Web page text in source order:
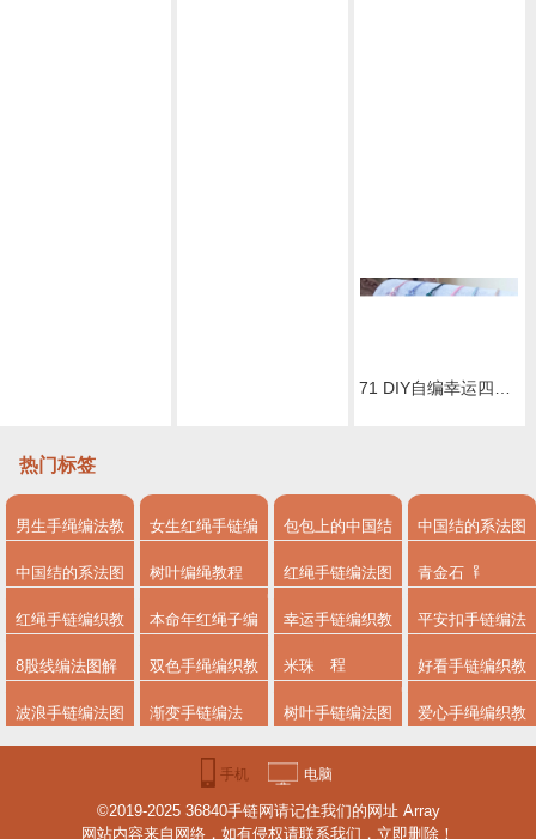
67 DIY自编奥地利水晶蝴蝶结手绳手链视频教程
热门标签
男生手绳编法教
程
女生红绳手链编
法
包包上的中国结
系法图解
中国结的系法图
解
中国结的系法图
解，分享简单易
学的编绳入门制
作教程
树叶编绳教程 红绳手链编法图
解
青金石
红绳手链编织教
程
本命年红绳子编
法
幸运手链编织教
程
平安扣手链编法
8股线编法图解 双色手绳编织教
程
米珠 好看手链编织教
程图解
波浪手链编法图 渐变手链编法 树叶手链编法图 爱心手绳编织教
手机
版
电脑
版
©2019-2025 36840手链网请记住我们的网址 Array
网站内容来自网络，如有侵权请联系我们，立即删除！